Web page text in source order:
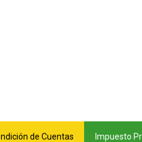
de Cuentas Impuesto